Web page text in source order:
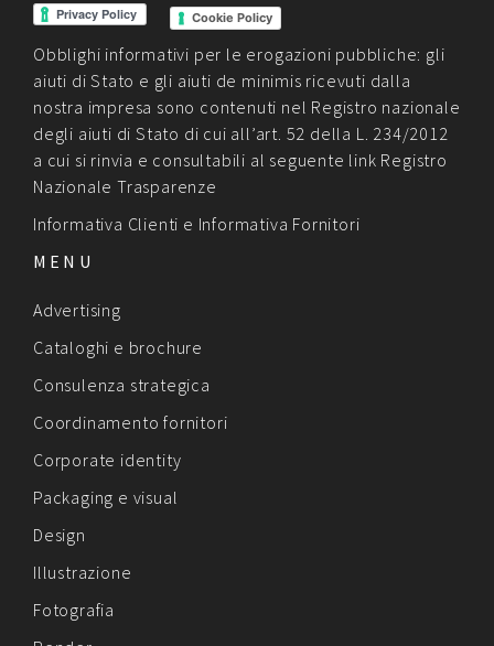
Cookie Policy
Obblighi informativi per le erogazioni pubbliche: gli
aiuti di Stato e gli aiuti de minimis ricevuti dalla
nostra impresa sono contenuti nel Registro nazionale
degli aiuti di Stato di cui all’art. 52 della L. 234/2012
a cui si rinvia e consultabili al seguente link Registro
Nazionale Trasparenze
Informativa Clienti e Informativa Fornitori
MENU
Advertising
Cataloghi e brochure
Consulenza strategica
Coordinamento fornitori
Corporate identity
Packaging e visual
Design
Illustrazione
Fotografia